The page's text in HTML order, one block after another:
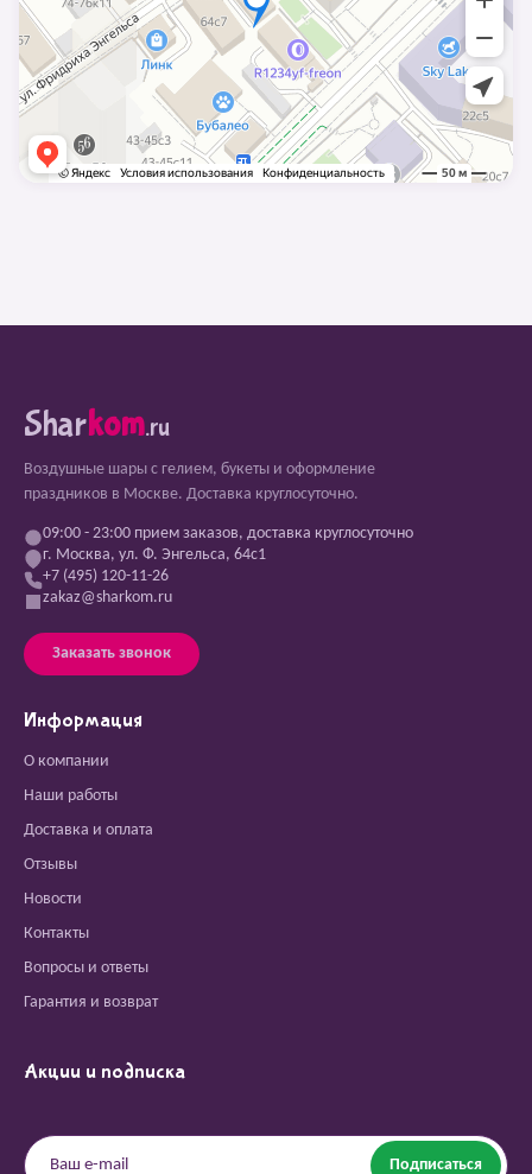
Sharkom.ru
Воздушные шары с гелием, букеты и оформление
праздников в Москве. Доставка круглосуточно.
09:00 - 23:00 прием заказов, доставка круглосуточно
г. Москва, ул. Ф. Энгельса, 64с1
+7 (495) 120-11-26
zakaz@sharkom.ru
Заказать звонок
Информация
О компании
Наши работы
Доставка и оплата
Отзывы
Новости
Контакты
Вопросы и ответы
Гарантия и возврат
Акции и подписка
Подписаться